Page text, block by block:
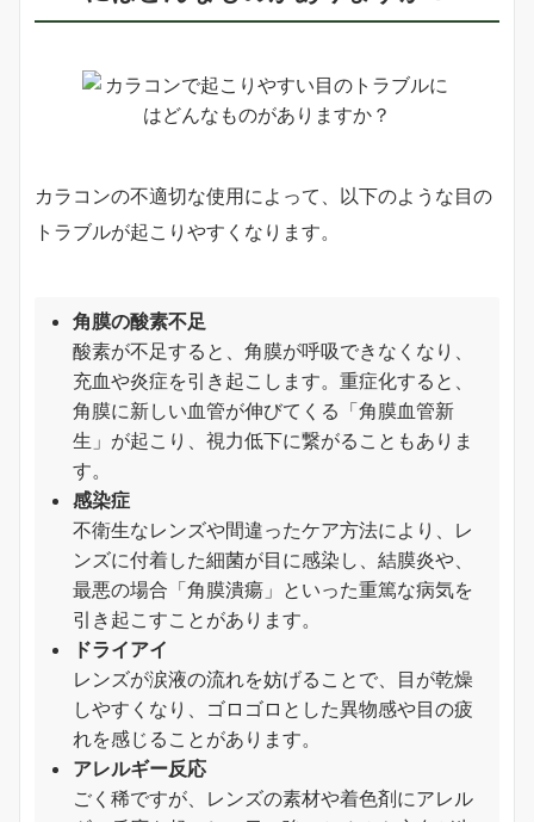
カラコンの不適切な使用によって、以下のような目の
トラブルが起こりやすくなります。
角膜の酸素不足
酸素が不足すると、角膜が呼吸できなくなり、
充血や炎症を引き起こします。重症化すると、
角膜に新しい血管が伸びてくる「角膜血管新
生」が起こり、視力低下に繋がることもありま
す。
感染症
不衛生なレンズや間違ったケア方法により、レ
ンズに付着した細菌が目に感染し、結膜炎や、
最悪の場合「角膜潰瘍」といった重篤な病気を
引き起こすことがあります。
ドライアイ
レンズが涙液の流れを妨げることで、目が乾燥
しやすくなり、ゴロゴロとした異物感や目の疲
れを感じることがあります。
アレルギー反応
ごく稀ですが、レンズの素材や着色剤にアレル